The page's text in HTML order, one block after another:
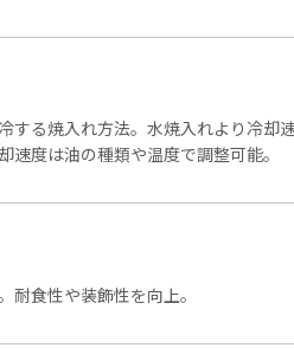
する焼入れ方法。水焼入れより冷却
速度は油の種類や温度で調整可能。
耐食性や装飾性を向上。